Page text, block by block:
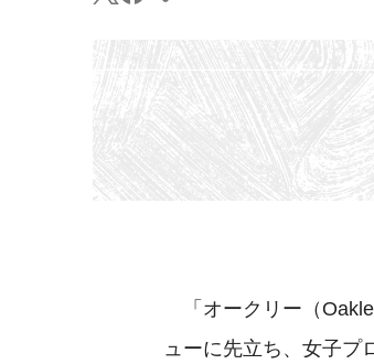
「オークリー（
ューに先立ち、女子プ